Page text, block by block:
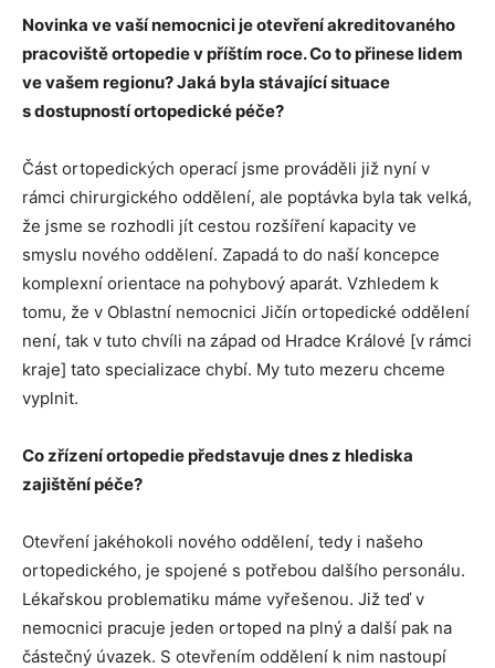
Novinka ve vaší nemocnici je otevření akreditovaného
pracoviště ortopedie v příštím roce. Co to přinese lidem
ve vašem regionu? Jaká byla stávající situace
s dostupností ortopedické péče?
Část ortopedických operací jsme prováděli již nyní v
rámci chirurgického oddělení, ale poptávka byla tak velká,
že jsme se rozhodli jít cestou rozšíření kapacity ve
smyslu nového oddělení. Zapadá to do naší koncepce
komplexní orientace na pohybový aparát. Vzhledem k
tomu, že v Oblastní nemocnici Jičín ortopedické oddělení
není, tak v tuto chvíli na západ od Hradce Králové [v rámci
kraje] tato specializace chybí. My tuto mezeru chceme
vyplnit.
Co zřízení ortopedie představuje dnes z hlediska
zajištění péče?
Otevření jakéhokoli nového oddělení, tedy i našeho
ortopedického, je spojené s potřebou dalšího personálu.
Lékařskou problematiku máme vyřešenou. Již teď v
nemocnici pracuje jeden ortoped na plný a další pak na
částečný úvazek. S otevřením oddělení k nim nastoupí